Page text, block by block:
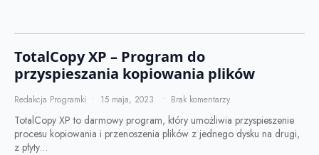
TotalCopy XP – Program do
przyspieszania kopiowania plików
Redakcja Programki 15 maja, 2023 Brak komentarzy
TotalCopy XP to darmowy program, który umożliwia przyspieszenie
procesu kopiowania i przenoszenia plików z jednego dysku na drugi,
z płyty…